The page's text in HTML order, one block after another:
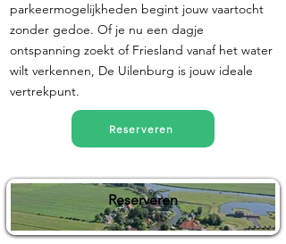
parkeermogelijkheden begint jouw vaartocht
zonder gedoe. Of je nu een dagje
ontspanning zoekt of Friesland vanaf het water
wilt verkennen, De Uilenburg is jouw ideale
vertrekpunt.
Reserveren
Reserveren